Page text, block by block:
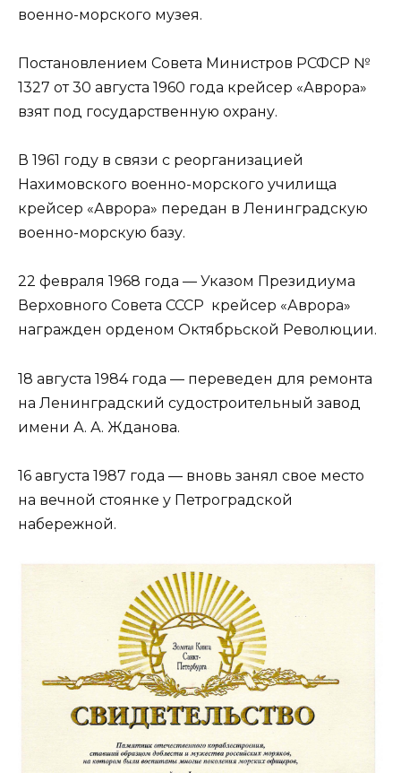
военно-морского музея.
Постановлением Совета Министров РСФСР №
1327 от 30 августа 1960 года крейсер «Аврора»
взят под государственную охрану.
В 1961 году в связи с реорганизацией
Нахимовского военно-морского училища
крейсер «Аврора» передан в Ленинградскую
военно-морскую базу.
22 февраля 1968 года — Указом Президиума
Верховного Совета СССР крейсер «Аврора»
награжден орденом Октябрьской Революции.
18 августа 1984 года — переведен для ремонта
на Ленинградский судостроительный завод
имени А. А. Жданова.
16 августа 1987 года — вновь занял свое место
на вечной стоянке у Петроградской
набережной.